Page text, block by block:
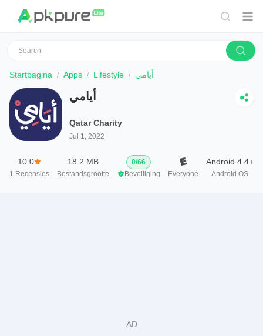
Startpagina Apps Lifestyle أيامي
أيامي
Qatar Charity
Jul 1, 2022
10.0
1 Recensies
18.2 MB
Bestandsgrootte
0/66
Beveiliging
Everyone
Android 4.4+
Android OS